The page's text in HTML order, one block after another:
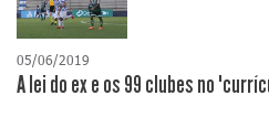
05/06/2019
A lei do ex e os 99 clubes no